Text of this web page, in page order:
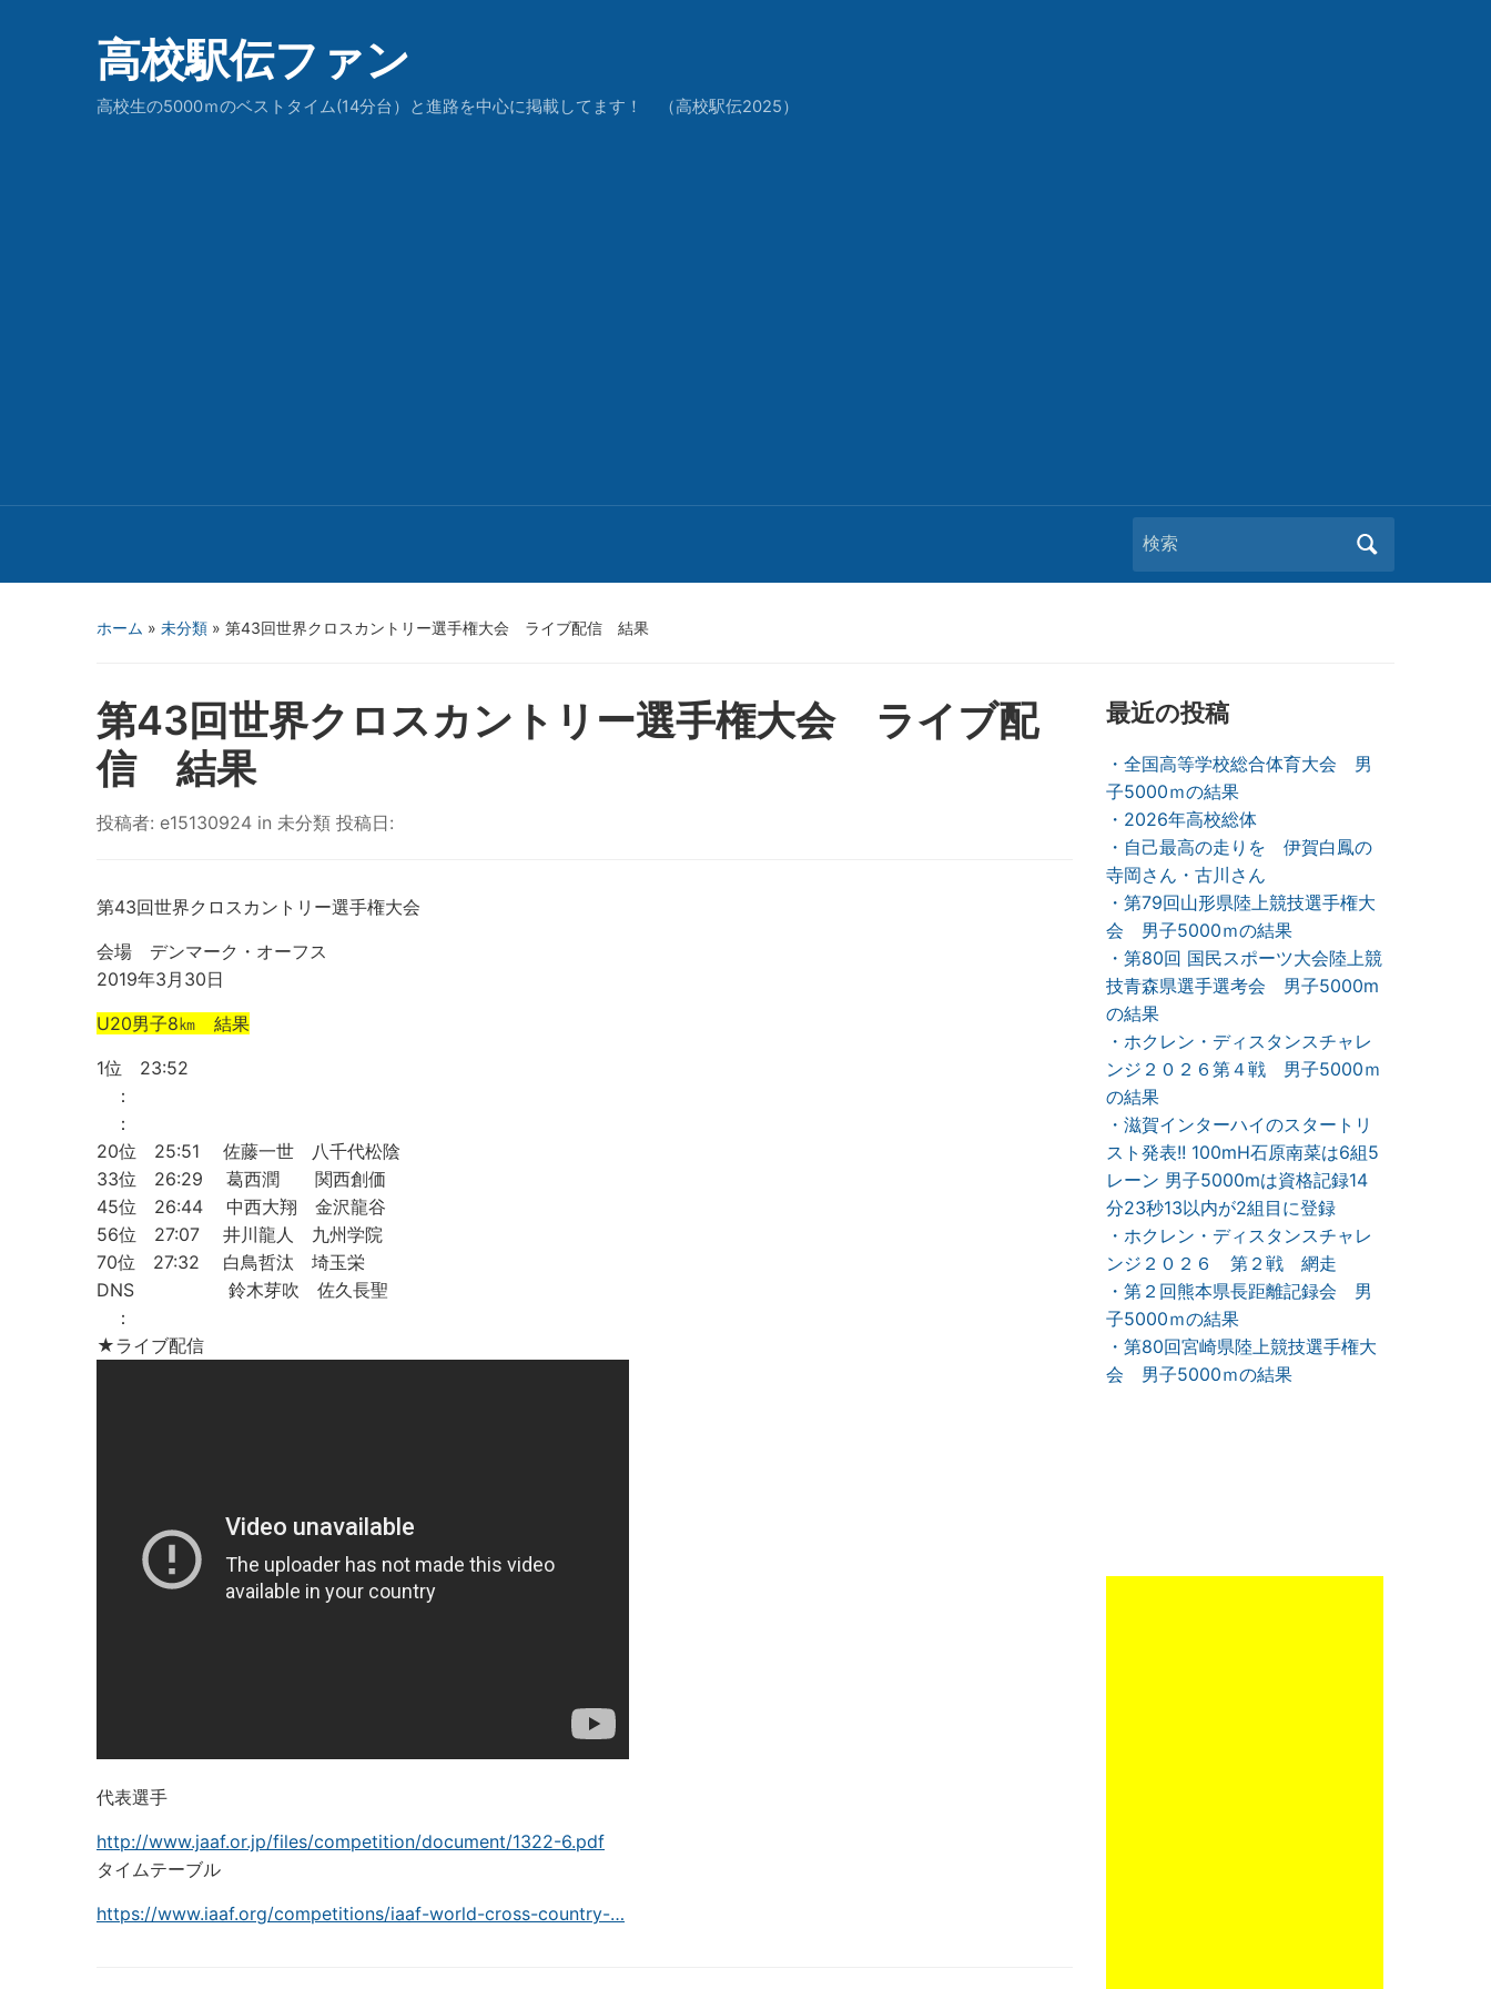
高校駅伝ファン
高校生の5000ｍのベストタイム(14分台）と進路を中心に掲載してます！ （高校駅伝2025）
Search
for:
ホーム » 未分類 » 第43回世界クロスカントリー選手権大会 ライブ配信 結果
第43回世界クロスカントリー選手権大会 ライブ配
信 結果
投稿者: e15130924 in 未分類 投稿日:
第43回世界クロスカントリー選手権大会
会場 デンマーク・オーフス
2019年3月30日
U20男子8㎞ 結果
1位 23:52
：
：
20位 25:51 佐藤一世 八千代松陰
33位 26:29 葛西潤 関西創価
45位 26:44 中西大翔 金沢龍谷
56位 27:07 井川龍人 九州学院
70位 27:32 白鳥哲汰 埼玉栄
DNS 鈴木芽吹 佐久長聖
：
★ライブ配信
代表選手
http://www.jaaf.or.jp/files/competition/document/1322-6.pdf
タイムテーブル
https://www.iaaf.org/competitions/iaaf-world-cross-country-…
最近の投稿
・全国高等学校総合体育大会 男
子5000ｍの結果
・2026年高校総体
・自己最高の走りを 伊賀白鳳の
寺岡さん・古川さん
・第79回山形県陸上競技選手権大
会 男子5000ｍの結果
・第80回 国民スポーツ大会陸上競
技青森県選手選考会 男子5000m
の結果
・ホクレン・ディスタンスチャレ
ンジ２０２６第４戦 男子5000ｍ
の結果
・滋賀インターハイのスタートリ
スト発表!! 100mH石原南菜は6組5
レーン 男子5000mは資格記録14
分23秒13以内が2組目に登録
・ホクレン・ディスタンスチャレ
ンジ２０２６ 第２戦 網走
・第２回熊本県長距離記録会 男
子5000ｍの結果
・第80回宮崎県陸上競技選手権大
会 男子5000ｍの結果